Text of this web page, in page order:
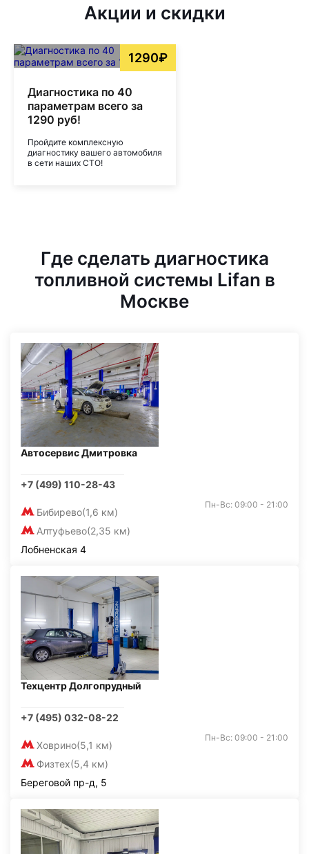
Акции и скидки
1290₽
Диагностика по 40
параметрам всего за
1290 руб!
Пройдите комплексную
диагностику вашего автомобиля
в сети наших СТО!
Где сделать диагностика
топливной системы Lifan в
Москве
Автосервис Дмитровка
+7 (499) 110-28-43
Бибирево(1,6 км)
Алтуфьево(2,35 км)
Пн-Вс: 09:00 - 21:00
Лобненская 4
Техцентр Долгопрудный
+7 (495) 032-08-22
Ховрино(5,1 км)
Физтех(5,4 км)
Пн-Вс: 09:00 - 21:00
Береговой пр-д, 5